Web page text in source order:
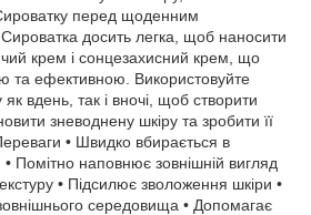
перед щоденним
досить легка, щоб наносити
крем і сонцезахисний крем, що
та ефективною. Використовуйте
вдень, так і вночі, щоб створити
зневоднену шкіру та зробити її
• Швидко вбирається в
Помітно наповнює зовнішній вигляд
• Підсилює зволоження шкіри •
середовища • Допомагає